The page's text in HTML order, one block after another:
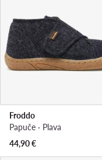
Froddo
Papuče · Plava
44,90€